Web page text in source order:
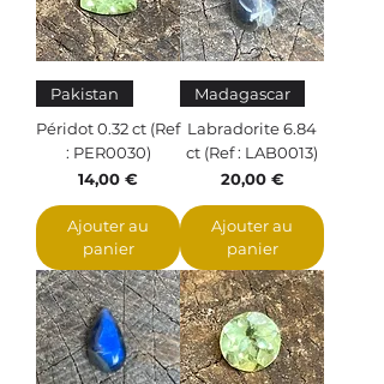
Pakistan
Péridot 0.32 ct (Ref
: PER0030)
Prix
14,00 €
Ajouter au
panier
Madagascar
Labradorite 6.84
ct (Ref : LAB0013)
Prix
20,00 €
Ajouter au
panier